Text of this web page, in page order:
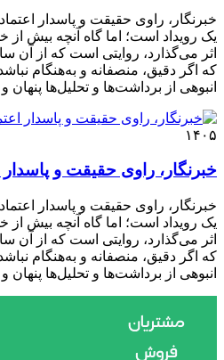
خبرنگار، راوی حقیقت و پاسدار
یک رویداد است؛ اما گاه آنچه بیش
اثر می‌گذارد، روایتی است که از آن
که اگر دقیق، منصفانه و به‌هنگام
انبوهی از برداشت‌ها و تحلیل‌ها
۱۴۰۵
خبرنگار، راوی حقیقت و
خبرنگار، راوی حقیقت و پاسدار
یک رویداد است؛ اما گاه آنچه بیش
اثر می‌گذارد، روایتی است که از آن
که اگر دقیق، منصفانه و به‌هنگام
انبوهی از برداشت‌ها و تحلیل‌ها